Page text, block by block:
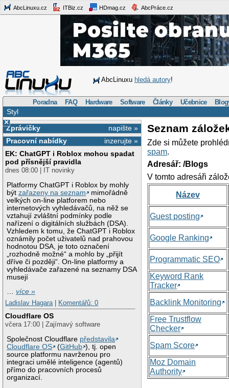
AbcLinuxu.cz ITBiz.cz HDmag.cz AbcPráce.cz
AbcLinuxu hledá autory!
Poradna FAQ Hardware Software Články Učebnice
Styl
×
napište »
Zprávičky
inzerujte »
Pracovní nabídky
EK: ChatGPT i Roblox mohou spadat
pod přísnější pravidla
dnes 08:00 | IT novinky
Platformy ChatGPT i Roblox by mohly
býtzařazeny na seznam
mimořádně
velkých on-line platforem nebo
internetových vyhledávačů, na něž se
vztahují zvláštní podmínky podle
nařízení o digitálních službách (DSA).
Vzhledem k tomu, že ChatGPT i Roblox
oznámily počet uživatelů nad prahovou
hodnotou DSA, je toto označení
„rozhodně možné“ a mohlo by „přijít
dříve či později“. On-line platformy a
vyhledávače zařazené na seznamy DSA
musejí
…více »
Ladislav Hagara
Komentářů: 0
Cloudflare OS
včera 17:00 | Zajímavý software
Společnost Cloudflare představila
Cloudflare OS
(GitHub ), tj. open
source platformu navrženou pro
integraci umělé inteligence (agentů)
přímo do pracovních procesů
organizací.
Seznam
Zde si můžete
spam.
Adresář: /Blogs
V tomto adresáři
Název
Guest posting
Google Ranking
Programmatic SEO
Keyword Rank
Tracker
Backlink Monitoring
Free Trustflow
Checker
Spam Score
Moz Domain
Authority